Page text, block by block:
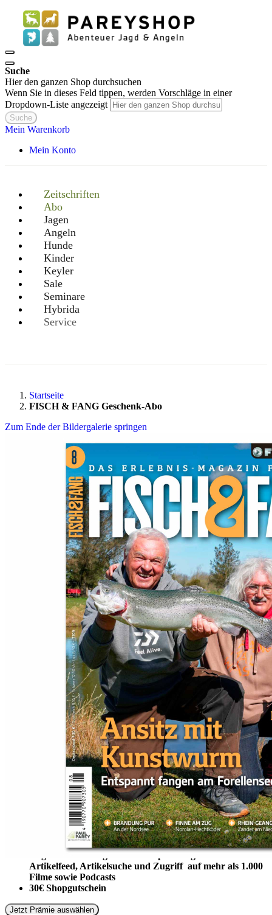
Suche
Hier den ganzen Shop durchsuchen
Wenn Sie in dieses Feld tippen, werden Vorschläge in einer
Dropdown-Liste angezeigt
Suche
Mein Warenkorb
Mein Konto
Zeitschriften
Abo
Jagen
Angeln
Hunde
Kinder
Keyler
Sale
Seminare
Hybrida
Service
Startseite
FISCH & FANG Geschenk-Abo
Zum Ende der Bildergalerie springen
Zum Anfang der Bildergalerie springen
FISCH & FANG
Geschenk-Abo
Im Abo enthalten sind:
12 FISCH UND FANG Ausgaben
Zugriff auf Fishingworld: E-Paper-Ausgabe mit
Artikelfeed, Artikelsuche und Zugriff auf mehr als 1.000
Filme sowie Podcasts
30€ Shopgutschein
Jetzt Prämie auswählen